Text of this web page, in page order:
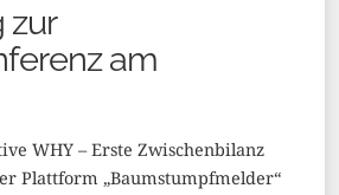
zur
am
WHY – Erste Zwischenbilanz
Plattform „Baumstumpfmelder“